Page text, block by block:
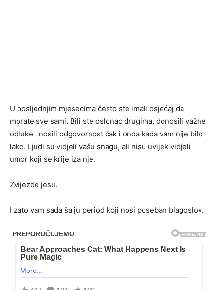
U posljednjim mjesecima često ste imali osjećaj da
morate sve sami. Bili ste oslonac drugima, donosili važne
odluke i nosili odgovornost čak i onda kada vam nije bilo
lako. Ljudi su vidjeli vašu snagu, ali nisu uvijek vidjeli
umor koji se krije iza nje.
Zvijezde jesu.
I zato vam sada šalju period koji nosi poseban blagoslov.